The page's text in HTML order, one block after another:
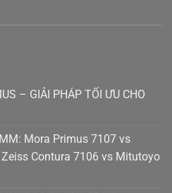
– GIẢI PHÁP TỐI ƯU CHO
Mora Primus 7107 vs
Contura 7106 vs Mitutoyo